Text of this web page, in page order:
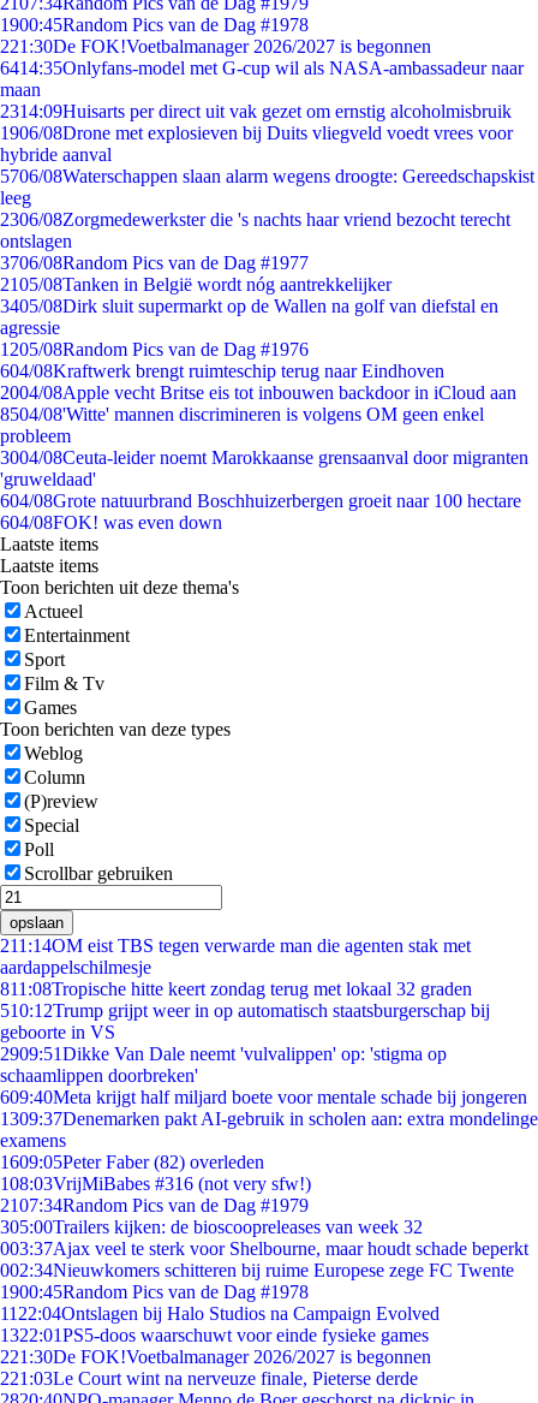
1900:45Random Pics van de Dag #1978
221:30De FOK!Voetbalmanager 2026/2027 is begonnen
6414:35Onlyfans-model met G-cup wil als NASA-ambassadeur naar
maan
2314:09Huisarts per direct uit vak gezet om ernstig alcoholmisbruik
1906/08Drone met explosieven bij Duits vliegveld voedt vrees voor
hybride aanval
5706/08Waterschappen slaan alarm wegens droogte: Gereedschapskist
leeg
2306/08Zorgmedewerkster die 's nachts haar vriend bezocht terecht
ontslagen
3706/08Random Pics van de Dag #1977
2105/08Tanken in België wordt nóg aantrekkelijker
3405/08Dirk sluit supermarkt op de Wallen na golf van diefstal en
agressie
1205/08Random Pics van de Dag #1976
604/08Kraftwerk brengt ruimteschip terug naar Eindhoven
2004/08Apple vecht Britse eis tot inbouwen backdoor in iCloud aan
8504/08'Witte' mannen discrimineren is volgens OM geen enkel
probleem
3004/08Ceuta-leider noemt Marokkaanse grensaanval door migranten
'gruweldaad'
604/08Grote natuurbrand Boschhuizerbergen groeit naar 100 hectare
604/08FOK! was even down
Laatste items
Laatste items
Toon berichten uit deze thema's
Actueel
Entertainment
Sport
Film & Tv
Games
Toon berichten van deze types
Weblog
Column
(P)review
Special
Poll
Scrollbar gebruiken
opslaan
211:14OM eist TBS tegen verwarde man die agenten stak met
aardappelschilmesje
811:08Tropische hitte keert zondag terug met lokaal 32 graden
510:12Trump grijpt weer in op automatisch staatsburgerschap bij
geboorte in VS
2909:51Dikke Van Dale neemt 'vulvalippen' op: 'stigma op
schaamlippen doorbreken'
609:40Meta krijgt half miljard boete voor mentale schade bij jongeren
1309:37Denemarken pakt AI-gebruik in scholen aan: extra mondelinge
examens
1609:05Peter Faber (82) overleden
108:03VrijMiBabes #316 (not very sfw!)
2107:34Random Pics van de Dag #1979
305:00Trailers kijken: de bioscoopreleases van week 32
003:37Ajax veel te sterk voor Shelbourne, maar houdt schade beperkt
002:34Nieuwkomers schitteren bij ruime Europese zege FC Twente
1900:45Random Pics van de Dag #1978
11 22:04Ontslagen bij Halo Studios na Campaign Evolved
1322:01PS5-doos waarschuwt voor einde fysieke games
221:30De FOK!Voetbalmanager 2026/2027 is begonnen
221:03Le Court wint na nerveuze finale, Pieterse derde